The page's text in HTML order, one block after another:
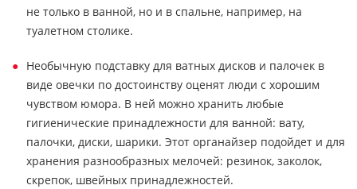
не только в ванной, но и в спальне, например, на
туалетном столике.
Необычную подставку для ватных дисков и палочек в
виде овечки по достоинству оценят люди с хорошим
чувством юмора. В ней можно хранить любые
гигиенические принадлежности для ванной: вату,
палочки, диски, шарики. Этот органайзер подойдет и для
хранения разнообразных мелочей: резинок, заколок,
скрепок, швейных принадлежностей.